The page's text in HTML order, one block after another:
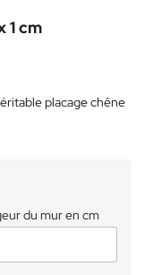
1 cm
placage chêne
du mur en cm